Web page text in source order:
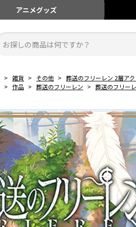
アニメグッズ
> 雑貨 > その他 > 葬送のフリーレン 2層ア
> 作品 > 葬送のフリーレン > 葬送のフリー